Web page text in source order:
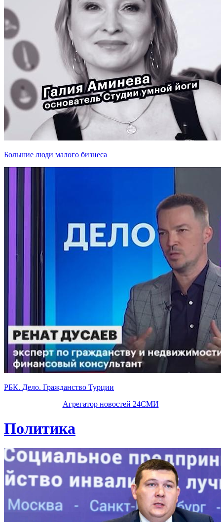
Большие люди малого бизнеса
РБК. Дело. Гражданство Турции
Агрегатор новостей 24СМИ
Политика